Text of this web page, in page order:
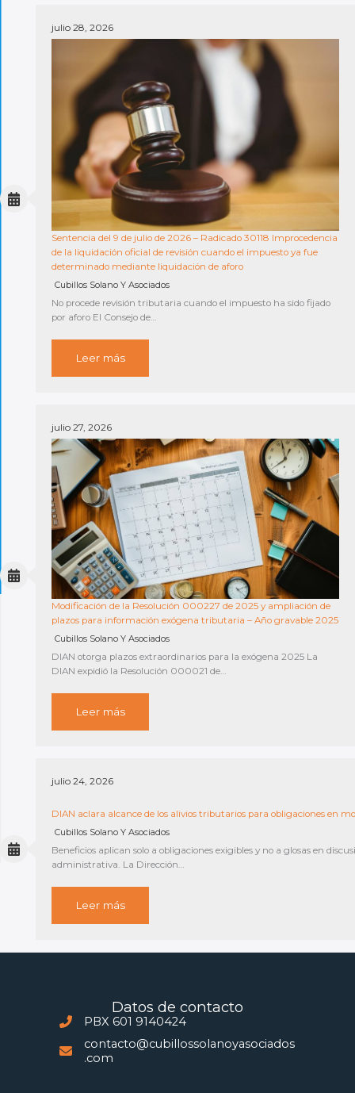
julio 28, 2026
Sentencia del 9 de julio de 2026 – Radicado 30118 Improcedencia
de la liquidación oficial de revisión cuando el impuesto ya fue
determinado mediante liquidación de aforo
Cubillos Solano Y Asociados
No procede revisión tributaria cuando el impuesto ha sido fijado
por aforo El Consejo de…
Leer más
julio 27, 2026
Modificación de la Resolución 000227 de 2025 y ampliación de
plazos para información exógena tributaria – Año gravable 2025
Cubillos Solano Y Asociados
DIAN otorga plazos extraordinarios para la exógena 2025 La
DIAN expidió la Resolución 000021 de…
Leer más
julio 24, 2026
DIAN aclara alcance de los alivios tributarios para obligaciones en
Cubillos Solano Y Asociados
Beneficios aplican solo a obligaciones exigibles y no a glosas en
administrativa. La Dirección…
Leer más
Datos de contacto
PBX 601 9140424
contacto@cubillossolanoyasociados
.com